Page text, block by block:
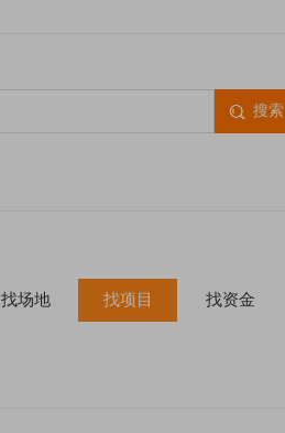
搜索
找场地 找项目 找资金